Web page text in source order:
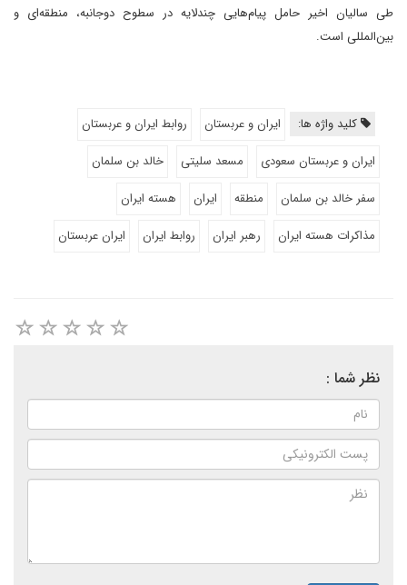
طی سالیان اخیر حامل پیام‌هایی چندلایه در سطوح دوجانبه، منطقه‌ای و
بین‌المللی است.
کلید واژه ها: ایران و عربستان
روابط ایران و عربستان
ایران و عربستان سعودی
مسعد سلیتی
خالد بن سلمان
سفر خالد بن سلمان
منطقه ایران
هسته ایران
مذاکرات هسته ایران
رهبر ایران روابط ایران ایران عربستان
نظر شما :